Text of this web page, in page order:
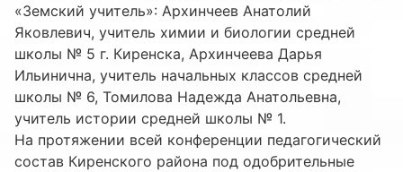
«Земский учитель»: Архинчеев Анатолий
Яковлевич, учитель химии и биологии средней
школы № 5 г. Киренска, Архинчеева Дарья
Ильинична, учитель начальных классов средней
школы № 6, Томилова Надежда Анатольевна,
учитель истории средней школы № 1.
На протяжении всей конференции педагогический
состав Киренского района под одобрительные